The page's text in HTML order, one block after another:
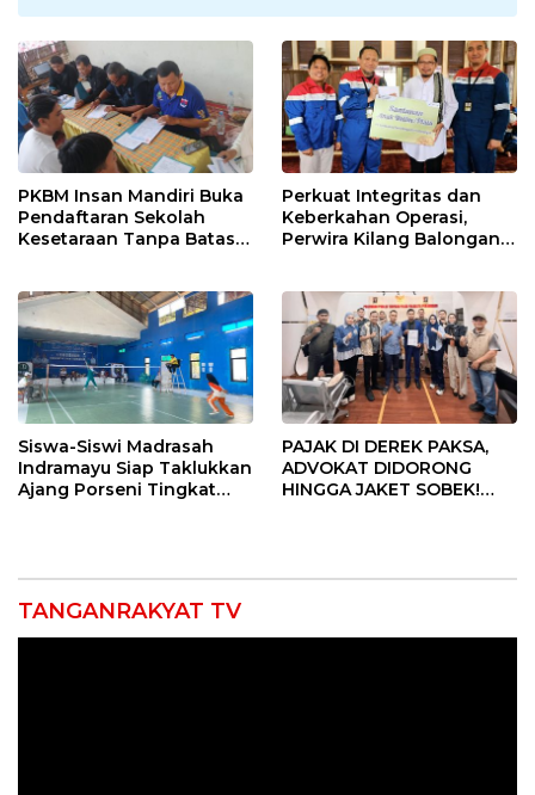
PKBM Insan Mandiri Buka
Pendaftaran Sekolah
Kesetaraan Tanpa Batas
Perkuat Integritas dan
Keberkahan Operasi,
Perwira Kilang Balongan
Siswa-Siswi Madrasah
Indramayu Siap Taklukkan
Ajang Porseni Tingkat
PAJAK DI DEREK PAKSA,
ADVOKAT DIDORONG
HINGGA JAKET SOBEK!
TANGANRAKYAT TV